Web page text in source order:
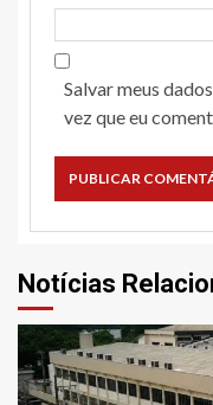
Salvar meus
vez que eu
Notícias